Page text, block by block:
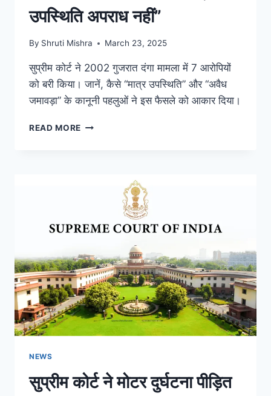
उपस्थिति अपराध नहीं”
By Shruti Mishra March 23, 2025
सुप्रीम कोर्ट ने 2002 गुजरात दंगा मामला में 7 आरोपियों
को बरी किया। जानें, कैसे “मात्र उपस्थिति” और “अवैध
जमावड़ा” के कानूनी पहलुओं ने इस फैसले को आकार दिया।
READ MORE
NEWS
सुप्रीम कोर्ट ने मोटर दुर्घटना पीड़ित